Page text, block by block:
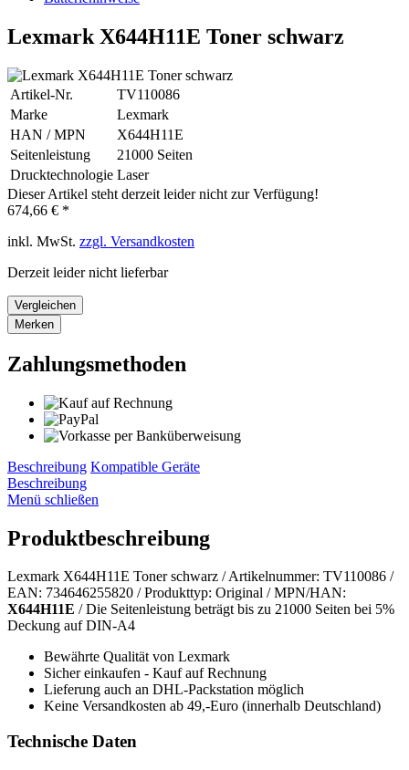
Lexmark X644H11E Toner schwarz
Artikel-Nr.
TV110086
Marke
Lexmark
HAN / MPN
X644H11E
Seitenleistung
21000 Seiten
Drucktechnologie Laser
Dieser Artikel steht derzeit leider nicht zur Verfügung!
674,66 € *
inkl. MwSt. zzgl. Versandkosten
Derzeit leider nicht lieferbar
Vergleichen
Merken
Zahlungsmethoden
Beschreibung Kompatible Geräte
Beschreibung
Menü schließen
Produktbeschreibung
Lexmark X644H11E Toner schwarz / Artikelnummer: TV110086 /
EAN: 734646255820 / Produkttyp: Original / MPN/HAN:
X644H11E / Die Seitenleistung beträgt bis zu 21000 Seiten bei 5%
Deckung auf DIN-A4
Bewährte Qualität von Lexmark
Sicher einkaufen - Kauf auf Rechnung
Lieferung auch an DHL-Packstation möglich
Keine Versandkosten ab 49,-Euro (innerhalb Deutschland)
Technische Daten